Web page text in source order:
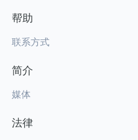
帮助
联系方式
简介
媒体
法律